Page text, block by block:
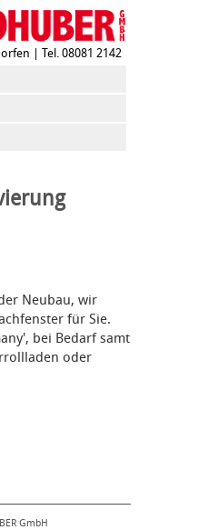
Neubau, wir
für Sie.
bei Bedarf samt
oder
GmbH
| Tel. 08081 2142